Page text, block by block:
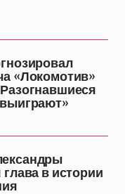
«Локомотив»
в истории